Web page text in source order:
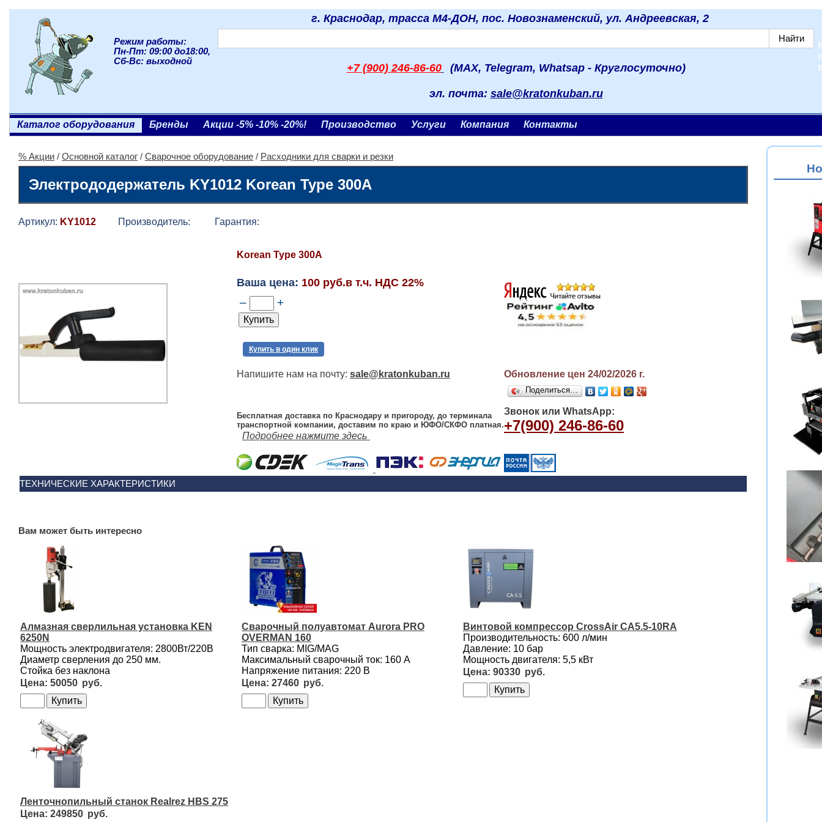
Режим работы:
Пн-Пт: 09:00 до18:00,
Сб-Вс: выходной
г. Краснодар, трасса М4-ДОН, пос. Новознаменский, ул. Андреевская, 2
+7 (900) 246-86-60 (MAX, Telegram, Whatsap - Круглосуточно)
эл. почта: sale@kratonkuban.ru
Каталог оборудования Бренды Акции -5% -10% -20%! Производство Услуги Компания Контакты
% Акции / Основной каталог / Сварочное оборудование / Расходники для сварки и резки
Электрододержатель KY1012 Korean Type 300A
Артикул: KY1012 Производитель: Гарантия:
Korean Type 300A
Ваша цена: 100 руб.в т.ч. НДС 22%
– +
Купить в один клик
Напишите нам на почту: sale@kratonkuban.ru Обновление цен 24/02/2026 г.
Поделиться…
Бесплатная доставка по Краснодару и пригороду, до терминала
транспортной компании, доставим по краю и ЮФО/СКФО платная.
Подробнее нажмите здесь
Звонок или WhatsApp:
+7(900) 246-86-60
ТЕХНИЧЕСКИЕ ХАРАКТЕРИСТИКИ
Вам может быть интересно
Алмазная сверлильная установка KEN
6250N
Мощность электродвигателя: 2800Вт/220В
Диаметр сверления до 250 мм.
Стойка без наклона
50050
Сварочный полуавтомат Aurora PRO
OVERMAN 160
Тип сварка: MIG/MAG
Максимальный сварочный ток: 160 А
Напряжение питания: 220 В
27460
Винтовой компрессор CrossAir CA5.5-10RA
Производительность: 600 л/мин
Давление: 10 бар
Мощность двигателя: 5,5 кВт
90330
Ленточнопильный станок Realrez HBS 275
249850